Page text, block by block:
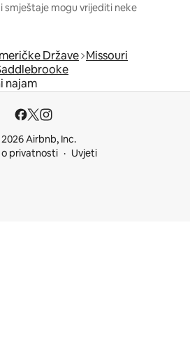
smještaje mogu vrijediti neke
Države Missouri
najam
Airbnb, Inc.
o privatnosti
Uvjeti